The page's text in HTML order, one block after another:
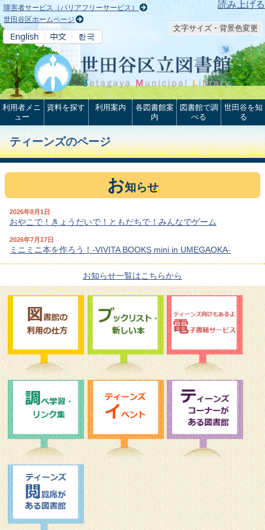
本文へ 読み上げる
障害者サービス（バリアフリーサービス）
世田谷区ホームページ
文字サイズ・背景色変更
利用者メニ
ュー
資料を探す 利用案内
各図書館案
内
図書館で調
べる
世田谷を知
る
ティーンズのページ
お知らせ
2026年8月1日
おやこで！きょうだいで！ともだちで！みんなでゲーム
2026年7月17日
ミニミニ本を作ろう！-VIVITA BOOKS mini in UMEGAOKA-
お知らせ一覧はこちらから